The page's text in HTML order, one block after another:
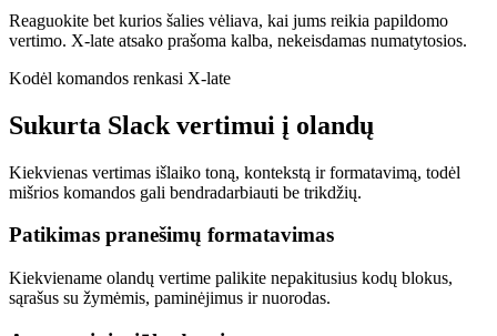
Reaguokite bet kurios šalies vėliava, kai jums reikia papildomo
vertimo. X-late atsako prašoma kalba, nekeisdamas numatytosios.
Kodėl komandos renkasi X-late
Sukurta Slack vertimui į olandų
Kiekvienas vertimas išlaiko toną, kontekstą ir formatavimą, todėl
mišrios komandos gali bendradarbiauti be trikdžių.
Patikimas pranešimų formatavimas
Kiekviename olandų vertime palikite nepakitusius kodų blokus,
sąrašus su žymėmis, paminėjimus ir nuorodas.